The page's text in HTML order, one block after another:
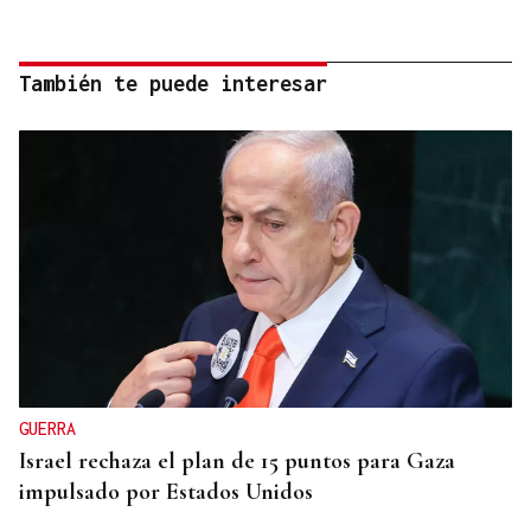
También te puede interesar
GUERRA
Israel rechaza el plan de 15 puntos para Gaza
impulsado por Estados Unidos